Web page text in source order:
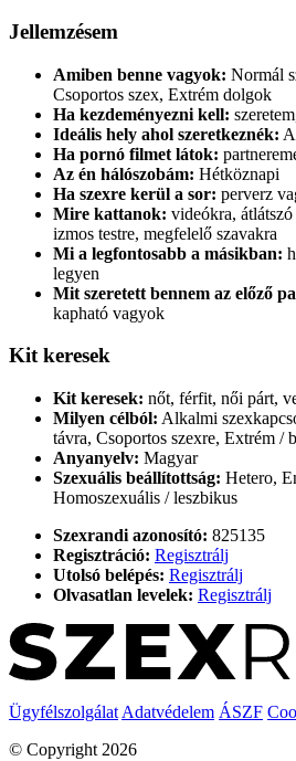
Jellemzésem
Amiben benne vagyok: Normál
Csoportos szex, Extrém dolgok
Ha kezdeményezni kell:
Ideális hely ahol szeretkeznék:
Ha pornó filmet látok:
Az én hálószobám: Hétköznapi
Ha szexre kerül a sor: perverz
Mire kattanok: videókra,
izmos testre, megfelelő szavakra
Mi a legfontosabb a másikban:
legyen
Mit szeretett bennem az előző
kapható vagyok
Kit keresek
Kit keresek: nőt, férfit, női párt,
Milyen célból: Alkalmi
távra, Csoportos szexre, Extrém /
Anyanyelv: Magyar
Szexuális beállítottság: Hetero,
Homoszexuális / leszbikus
Szexrandi azonosító: 825135
Regisztráció: Regisztrálj
Utolsó belépés: Regisztrálj
Olvasatlan levelek: Regisztrálj
Ügyfélszolgálat Adatvédelem ÁSZF
© Copyright 2026